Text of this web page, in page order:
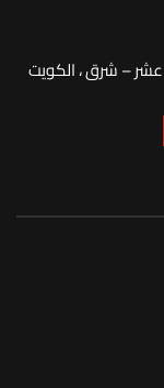
عشر – شرق ، الكويت